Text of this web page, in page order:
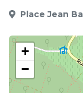
Place Jean
+
−